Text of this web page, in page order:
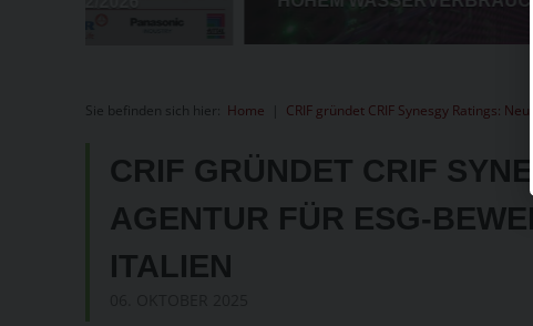
Sie befinden sich hier: Home CRIF gründet CRIF Synesgy Ratings:
CRIF GRÜNDET CRIF
AGENTUR FÜR ESG-
ITALIEN